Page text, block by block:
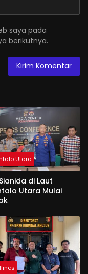
saya pada
berikutnya.
Utara
di Laut
Utara Mulai